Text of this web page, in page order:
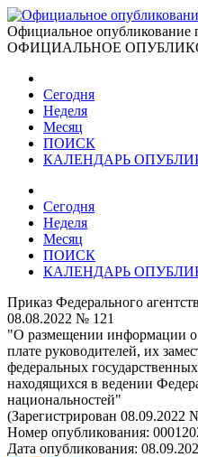
Официальное опубликование
ОФИЦИАЛЬНОЕ
Сегодня
Неделя
Месяц
ПОИСК
КАЛЕНДАРЬ
Сегодня
Неделя
Месяц
ПОИСК
КАЛЕНДАРЬ
Приказ Федерального
08.08.2022 № 121
"О размещении информации о
плате руководителей, их
федеральных
находящихся в ведении
национальностей"
(Зарегистрирован 08.09.2022
Номер опубликования:
Дата опубликования: